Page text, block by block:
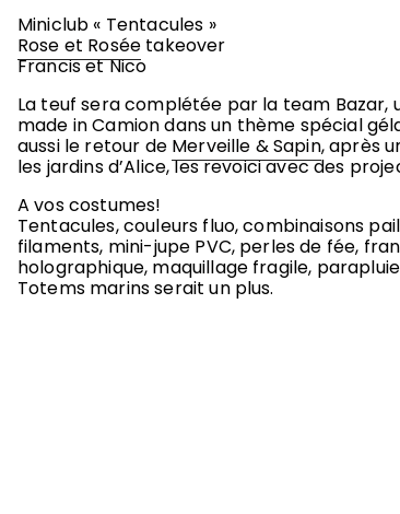
Miniclub « Tentacules »
Rose et Rosée takeover
Francis et Nico
La teuf sera complétée par la team Bazar,
made in Camion dans un thème spécial
aussi le retour de Merveille & Sapin, après
les jardins d’Alice, les revoici avec des
A vos costumes!
Tentacules, couleurs fluo, combinaisons
filaments, mini-jupe PVC, perles de fée,
holographique, maquillage fragile,
Totems marins serait un plus.